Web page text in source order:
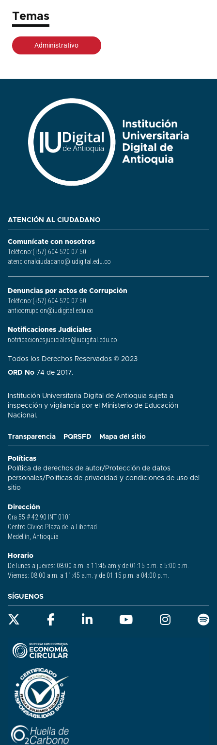
Temas
Administrativo
Transparencia PQRSFD Mapa del sitio
Políticas
Política de derechos de autor/ Protección de datos
personales/ Políticas de privacidad y condiciones de uso del
sitio​
Dirección
Cra 55 # 42 90 INT 0101
Centro Cívico Plaza de la Libertad
Medellín, Antioquia
Horario
De lunes a jueves: 08:00 a.m. a 11:45 am y de 01:15 p.m. a 5:00 p.m.
Viernes: 08:00 a.m. a 11:45 a.m. y de 01:15 p.m. a 04:00 p.m.
ATENCIÓN AL CIUDADANO
Comunícate con nosotros
Teléfono:(+57) 604 520 07 50
atencionalciudadano@iudigital.edu.co
Denuncias por actos de Corrupción
Teléfono:(+57) 604 520 07 50
anticorrupcion@iudigital.edu.co
Notificaciones Judiciales
notificacionesjudiciales@iudigital.edu.co
Todos los Derechos Reservados © 2023
ORD No 74 de 2017.
Institución Universitaria Digital de Antioquia sujeta a
inspección y vigilancia por el Ministerio de Educación
Nacional.
SÍGUENOS